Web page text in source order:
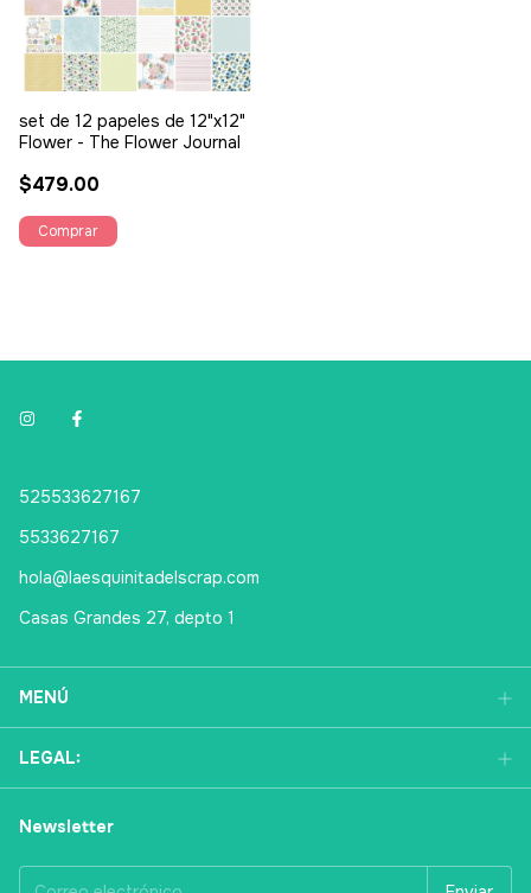
set de 12 papeles de 12"x12"
Flower - The Flower Journal
$479.00
525533627167
5533627167
hola@laesquinitadelscrap.com
Casas Grandes 27, depto 1
MENÚ
LEGAL:
Newsletter